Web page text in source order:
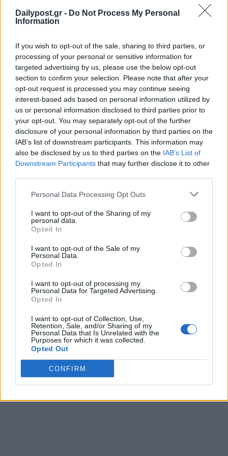
Dailypost.gr - Do Not Process My Personal
Information
If you wish to opt-out of the sale, sharing to third parties, or
processing of your personal or sensitive information for
targeted advertising by us, please use the below opt-out
section to confirm your selection. Please note that after your
opt-out request is processed you may continue seeing
interest-based ads based on personal information utilized by
us or personal information disclosed to third parties prior to
your opt-out. You may separately opt-out of the further
disclosure of your personal information by third parties on the
IAB’s list of downstream participants. This information may
also be disclosed by us to third parties on the IAB’s List of
Downstream Participants that may further disclose it to other
Personal Data Processing Opt Outs
I want to opt-out of the Sharing of my
personal data.
Opted In
I want to opt-out of the Sale of my
Personal Data.
Opted In
I want to opt-out of processing my
Personal Data for Targeted Advertising.
Opted In
I want to opt-out of Collection, Use,
Retention, Sale, and/or Sharing of my
Personal Data that Is Unrelated with the
Purposes for which it was collected.
Opted Out
CONFIRM
Μητσοτάκης: «Στρατηγική προτεραιότητα η
βιομηχανία – Στόχος ένα νέο αναπτυξιακό άλμα»
«Δεν ήθελα να γίνει σαν τον Μπάιντεν»: Η στιγμή
Τραμπ έτρεξε πίσω από μικρό αγόρι σε σκηνή στο
Βέγκας (Video)
06/08/2026
ΔΗΜΟΦΙΛΗ
Ποιοι γιορτάζουν σήμερα, 6 Αυγούστου
06/08/2026
Τραμπ: «Ήμασταν έτοιμοι για τη μεγαλύτερη
από τον Β’ Παγκόσμιο Πόλεμο – Το Ιράν μας
παρακάλεσε για συνομιλίες»
«Δεν ήθελα να γίνει σαν τον Μπάιντεν»: Η στιγμή
Βέγκας (Video)
06/08/2026
Απάντηση Γεωργιάδη σε Τσουκαλά: «Το ΠΑΣΟΚ
διαβάσει όλα τα έγγραφα και όχι μόνο όσα
το πολιτικό τους αφήγημα»
6/8/1992: «Για την Ελλάδα, ρε γαμώτο!» – Η
νίκη της Βούλας Πατουλίδου
06/08/2026
Μία ομάδα έμπειρων δημοσιογράφων δημιούργησαν πριν μερικά χρόνια το
dailypost.gr, με στόχο την αντικειμενική ενημέρωση και την ανάλυση πίσω από
τους τίτλους των ειδήσεων. Μαζί με μια μαχητική δημοσιογραφική ομάδα,
άποψη τους, με γνώμονα τον ενημερωμένο αναγνώστη.